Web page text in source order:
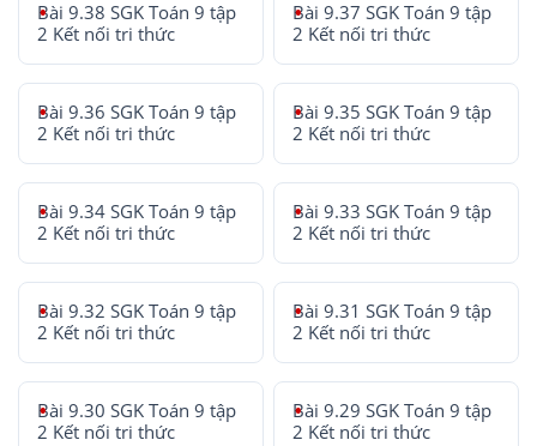
Bài 9.38 SGK Toán 9 tập
2 Kết nối tri thức
Bài 9.37 SGK Toán 9 tập
2 Kết nối tri thức
Bài 9.36 SGK Toán 9 tập
2 Kết nối tri thức
Bài 9.35 SGK Toán 9 tập
2 Kết nối tri thức
Bài 9.34 SGK Toán 9 tập
2 Kết nối tri thức
Bài 9.33 SGK Toán 9 tập
2 Kết nối tri thức
Bài 9.32 SGK Toán 9 tập
2 Kết nối tri thức
Bài 9.31 SGK Toán 9 tập
2 Kết nối tri thức
Bài 9.30 SGK Toán 9 tập
2 Kết nối tri thức
Bài 9.29 SGK Toán 9 tập
2 Kết nối tri thức